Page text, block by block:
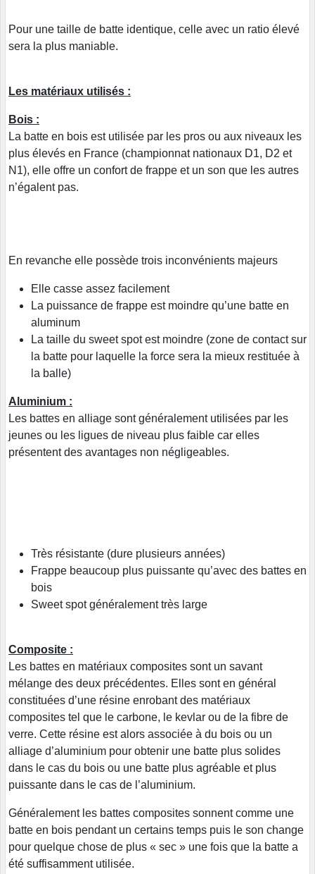
Pour une taille de batte identique, celle avec un ratio élevé
sera la plus maniable.
Les matériaux utilisés :
Bois :
La batte en bois est utilisée par les pros ou aux niveaux les
plus élevés en France (championnat nationaux D1, D2 et
N1), elle offre un confort de frappe et un son que les autres
n’égalent pas.
En revanche elle possède trois inconvénients majeurs
Elle casse assez facilement
La puissance de frappe est moindre qu’une batte en
aluminum
La taille du sweet spot est moindre (zone de contact sur
la batte pour laquelle la force sera la mieux restituée à
la balle)
Aluminium :
Les battes en alliage sont généralement utilisées par les
jeunes ou les ligues de niveau plus faible car elles
présentent des avantages non négligeables.
Très résistante (dure plusieurs années)
Frappe beaucoup plus puissante qu’avec des battes en
bois
Sweet spot généralement très large
Composite :
Les battes en matériaux composites sont un savant
mélange des deux précédentes. Elles sont en général
constituées d’une résine enrobant des matériaux
composites tel que le carbone, le kevlar ou de la fibre de
verre. Cette résine est alors associée à du bois ou un
alliage d’aluminium pour obtenir une batte plus solides
dans le cas du bois ou une batte plus agréable et plus
puissante dans le cas de l’aluminium.
Généralement les battes composites sonnent comme une
batte en bois pendant un certains temps puis le son change
pour quelque chose de plus « sec » une fois que la batte a
été suffisamment utilisée.